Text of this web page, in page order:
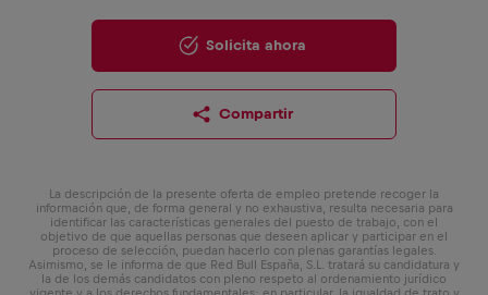
Solicita ahora
Compartir
La descripción de la presente oferta de empleo pretende recoger la
información que, de forma general y no exhaustiva, resulta necesaria para
identificar las características generales del puesto de trabajo, con el
objetivo de que aquellas personas que deseen aplicar y participar en el
proceso de selección, puedan hacerlo con plenas garantías legales.
Asimismo, se le informa de que Red Bull España, S.L. tratará su candidatura y
la de los demás candidatos con pleno respeto al ordenamiento jurídico